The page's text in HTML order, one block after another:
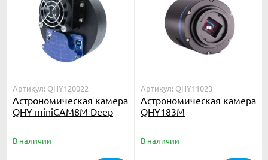
Артикул: QHY120022
Астрономическая камера
QHY miniCAM8M Deep
В наличии
Артикул: QHY11023
Астрономическая камера
QHY183M
В наличии